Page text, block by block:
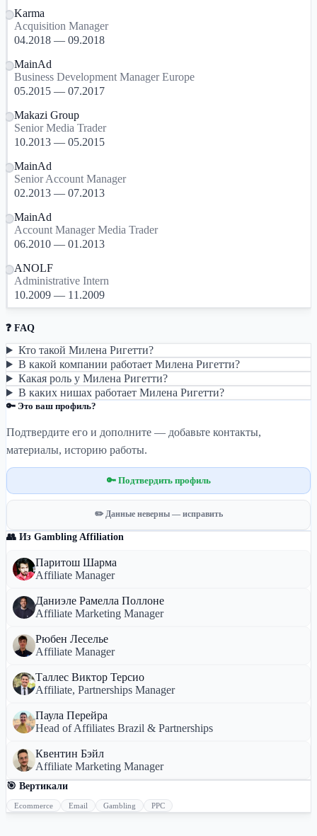
Karma
Acquisition Manager
04.2018 — 09.2018
MainAd
Business Development Manager Europe
05.2015 — 07.2017
Makazi Group
Senior Media Trader
10.2013 — 05.2015
MainAd
Senior Account Manager
02.2013 — 07.2013
MainAd
Account Manager Media Trader
06.2010 — 01.2013
ANOLF
Administrative Intern
10.2009 — 11.2009
❓ FAQ
Кто такой Милена Ригетти?
В какой компании работает Милена Ригетти?
Какая роль у Милена Ригетти?
В каких нишах работает Милена Ригетти?
🔑 Это ваш профиль?
Подтвердите его и дополните — добавьте контакты,
материалы, историю работы.
🔑 Подтвердить профиль
✏️ Данные неверны — исправить
👥 Из Gambling Affiliation
Паритош Шарма
Affiliate Manager
Даниэле Рамелла Поллоне
Affiliate Marketing Manager
Рюбен Леселье
Affiliate Manager
Таллес Виктор Терсио
Affiliate, Partnerships Manager
Паула Перейра
Head of Affiliates Brazil & Partnerships
Квентин Бэйл
Affiliate Marketing Manager
🎯 Вертикали
Ecommerce Email Gambling PPC